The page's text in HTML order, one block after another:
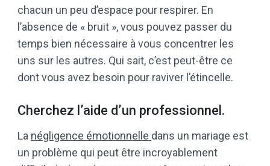
chacun un peu d’espace pour respirer. En
l’absence de « bruit », vous pouvez passer du
temps bien nécessaire à vous concentrer les
uns sur les autres. Qui sait, c’est peut-être ce
dont vous avez besoin pour raviver l’étincelle.
Cherchez l’aide d’un professionnel.
La négligence émotionnelle dans un mariage est
un problème qui peut être incroyablement